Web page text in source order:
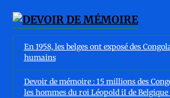
En 1958, les belges ont exposé des
humains
Devoir de mémoire : 15 millions des
les hommes du roi Léopold iI de